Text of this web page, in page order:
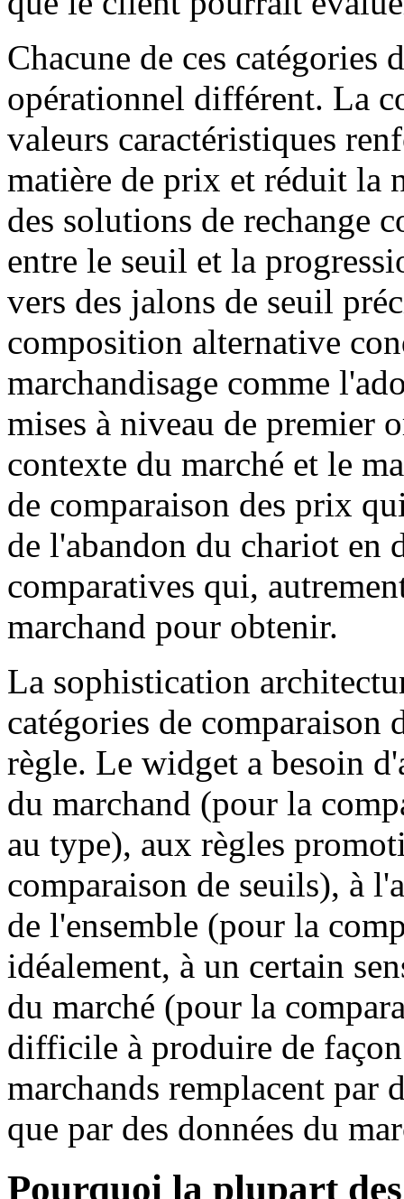
Chacune de ces catégories
opérationnel différent. La
valeurs caractéristiques
matière de prix et réduit la
des solutions de rechange
entre le seuil et la
vers des jalons de seuil
composition alternative
marchandisage comme
mises à niveau de premier
contexte du marché et le
de comparaison des prix
de l'abandon du chariot en
comparatives qui,
marchand pour obtenir.
La sophistication
catégories de comparaison
règle. Le widget a besoin
du marchand (pour la
au type), aux règles
comparaison de seuils), à
de l'ensemble (pour la
idéalement, à un certain
du marché (pour la
difficile à produire de
marchands remplacent par
que par des données du
Pourquoi la plupart